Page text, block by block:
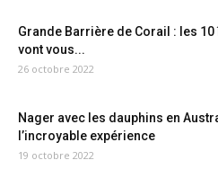
Grande Barrière de Corail : les 10
vont vous...
26 octobre 2022
Nager avec les dauphins en
l’incroyable expérience
19 octobre 2022